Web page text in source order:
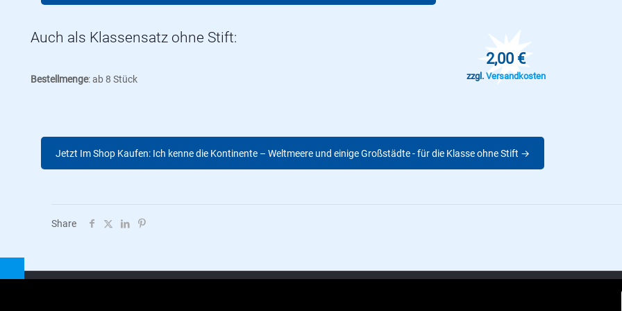
Auch als Klassensatz ohne Stift:
Bestellmenge: ab 8 Stück
2,00 €
zzgl. Versandkosten
Jetzt Im Shop Kaufen: Ich kenne die Kontinente – Weltmeere und einige Großstädte - für die Klasse ohne Stift →
Share